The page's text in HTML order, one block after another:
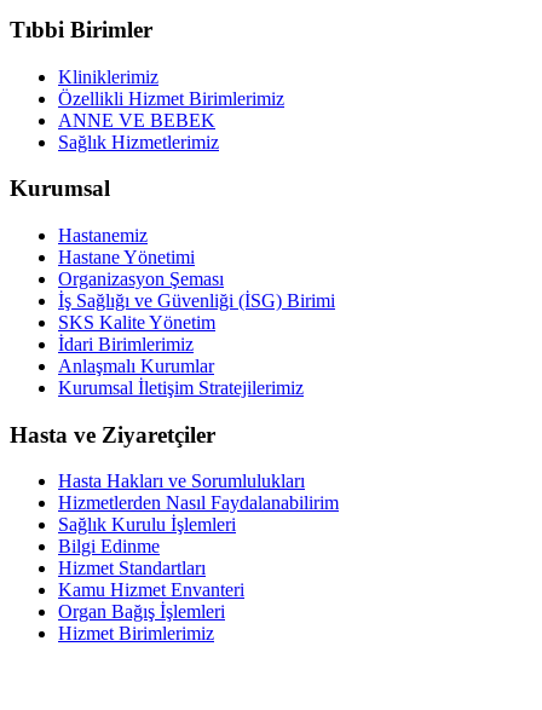
Tıbbi Birimler
Kliniklerimiz
Özellikli Hizmet Birimlerimiz
ANNE VE BEBEK
Sağlık Hizmetlerimiz
Kurumsal
Hastanemiz
Hastane Yönetimi
Organizasyon Şeması
İş Sağlığı ve Güvenliği (İSG) Birimi
SKS Kalite Yönetim
İdari Birimlerimiz
Anlaşmalı Kurumlar
Kurumsal İletişim Stratejilerimiz
Hasta ve Ziyaretçiler
Hasta Hakları ve Sorumlulukları
Hizmetlerden Nasıl Faydalanabilirim
Sağlık Kurulu İşlemleri
Bilgi Edinme
Hizmet Standartları
Kamu Hizmet Envanteri
Organ Bağış İşlemleri
Hizmet Birimlerimiz